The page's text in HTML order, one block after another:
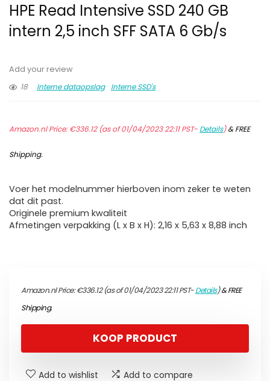
HPE Read Intensive SSD 240 GB
intern 2,5 inch SFF SATA 6 Gb/s
Add your review
18
Interne dataopslag Interne SSD's
Amazon.nl Price:€336.12(as of 01/04/2023 22:11 PST- Details)&FREE
Shipping.
Voer het modelnummer hierboven inom zeker te weten
dat dit past.
Originele premium kwaliteit
Afmetingen verpakking (L x B x H): 2,16 x 5,63 x 8,88 inch
Amazon.nl Price:€336.12(as of 01/04/2023 22:11 PST-Details)&FREE
Shipping.
KOOP PRODUCT
Add to wishlist Add to compare